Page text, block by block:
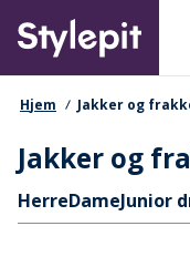
main
content
Primary
Hjem Jakker og
Jakker og
Hurtige links
HerreDameJunior